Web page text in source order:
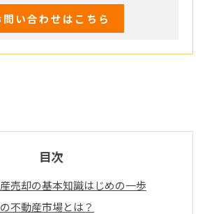
問い合わせはこちら
目次
売却の基本知識はじめの一歩
不動産市場とは？